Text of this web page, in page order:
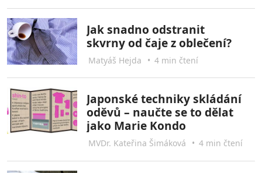
Jak snadno odstranit
skvrny od čaje z oblečení?
Matyáš Hejda • 4 min čtení
Japonské techniky skládání
oděvů – naučte se to dělat
jako Marie Kondo
MVDr. Kateřina Šimáková • 4 min čtení